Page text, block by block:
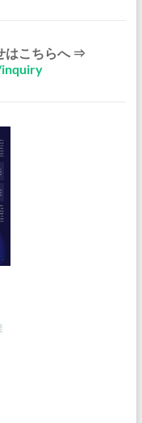
はこちらへ ⇒